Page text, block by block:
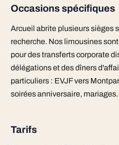
Occasions spécifiques
Arcueil abrite plusieurs sièges
recherche. Nos limousines
pour des transferts corporate
délégations et des dîners
particuliers : EVJF vers
soirées anniversaire, mariages.
Tarifs